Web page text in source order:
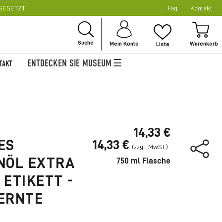
Faq Kontakt
Suche Mein Konto Liste
ENTDECKEN SIE MUSEUM
EXTRA
ETIKETT -
14,33 €
14,33 €
750 ml Flasche